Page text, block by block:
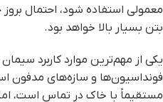
معمولی استفاده شود، احتمال
بتن بسیار بالا خواهد بود.
یکی از مهم‌ترین موارد کاربرد
فونداسیون‌ها و سازه‌های مدفون
مستقیماً با خاک در تماس است،